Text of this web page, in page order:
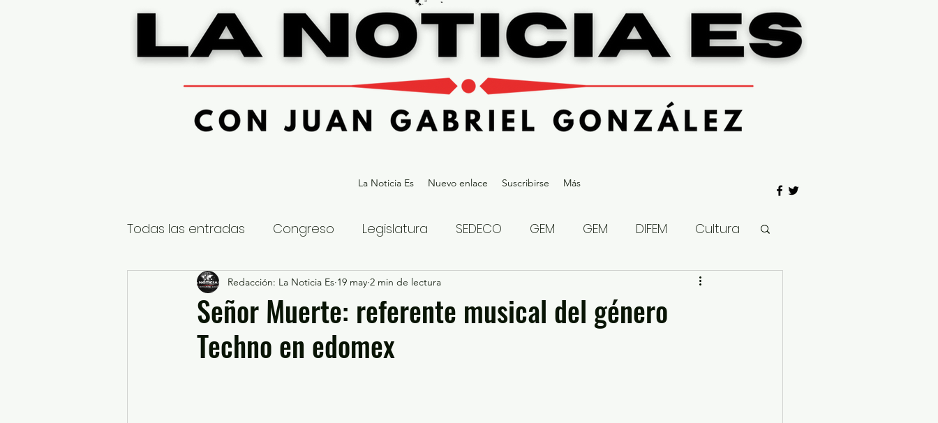
La Noticia Es Nuevo enlace Suscribirse Más
Todas las entradas Congreso Legislatura SEDECO GEM GEM DIFEM Cultura
Nacional Estatal Gubernatura Edoméx 2023
Educación y Cultura Seguridad y Justicia
Señor Muerte: referente musical del género
Techno en edomex
Redacción: La Noticia Es 19 may 2 min de lectura